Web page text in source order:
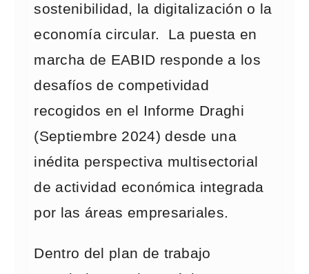
sostenibilidad, la digitalización o la
economía circular. La puesta en
marcha de EABID responde a los
desafíos de competividad
recogidos en el Informe Draghi
(Septiembre 2024) desde una
inédita perspectiva multisectorial
de actividad económica integrada
por las áreas empresariales.
Dentro del plan de trabajo